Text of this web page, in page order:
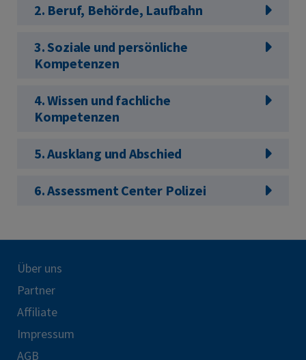
2. Beruf, Behörde, Laufbahn
3. Soziale und persönliche
Kompetenzen
4. Wissen und fachliche
Kompetenzen
5. Ausklang und Abschied
6. Assessment Center Polizei
Über uns
Partner
Affiliate
Impressum
AGB